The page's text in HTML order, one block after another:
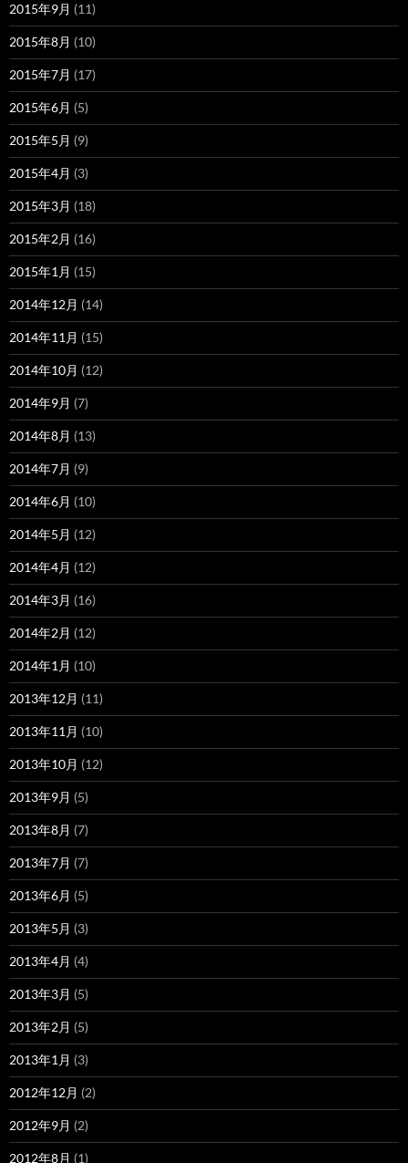
2015年9月 (11)
2015年8月 (10)
2015年7月 (17)
2015年6月 (5)
2015年5月 (9)
2015年4月 (3)
2015年3月 (18)
2015年2月 (16)
2015年1月 (15)
2014年12月 (14)
2014年11月 (15)
2014年10月 (12)
2014年9月 (7)
2014年8月 (13)
2014年7月 (9)
2014年6月 (10)
2014年5月 (12)
2014年4月 (12)
2014年3月 (16)
2014年2月 (12)
2014年1月 (10)
2013年12月 (11)
2013年11月 (10)
2013年10月 (12)
2013年9月 (5)
2013年8月 (7)
2013年7月 (7)
2013年6月 (5)
2013年5月 (3)
2013年4月 (4)
2013年3月 (5)
2013年2月 (5)
2013年1月 (3)
2012年12月 (2)
2012年9月 (2)
2012年8月 (1)